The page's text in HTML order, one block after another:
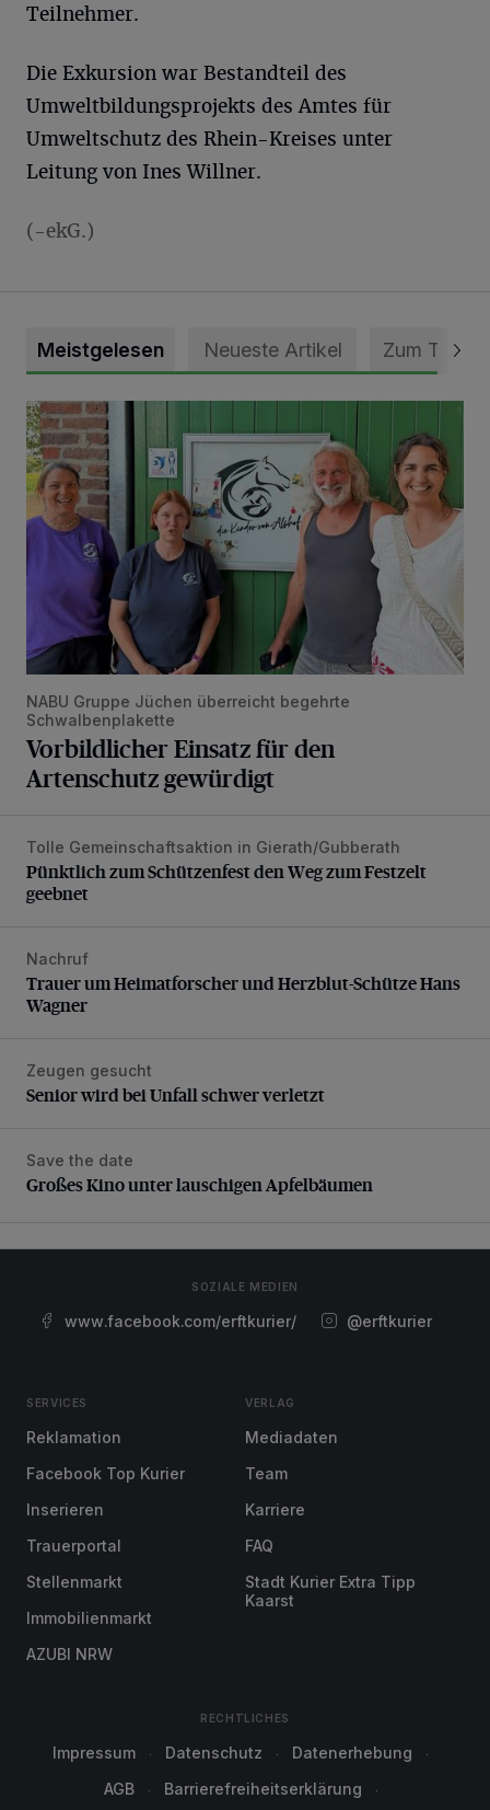
Teilnehmer.
Die Exkursion war Bestandteil des
Umweltbildungsprojekts des Amtes für
Umweltschutz des Rhein-Kreises unter
Leitung von Ines Willner.
(-ekG.)
Meistgelesen Neueste Artikel Zum Thema
Vorbildlicher Einsatz für den Artenschutz gewürdigt
NABU Gruppe Jüchen überreicht begehrte
Schwalbenplakette
Vorbildlicher Einsatz für den
Artenschutz gewürdigt
Pünktlich zum Schützenfest den Weg zum Festzelt
Tolle Gemeinschaftsaktion in Gierath/Gubberath
Pünktlich zum Schützenfest den Weg zum Festzelt
geebnet
Trauer um Heimatforscher und Herzblut-Schütze Hans
Nachruf
Trauer um Heimatforscher und Herzblut-Schütze Hans
Wagner
Senior wird bei Unfall schwer verletzt
Zeugen gesucht
Senior wird bei Unfall schwer verletzt
Großes Kino unter lauschigen Apfelbäumen
Save the date
Großes Kino unter lauschigen Apfelbäumen
SOZIALE MEDIEN
www.facebook.com/erftkurier/ @erftkurier
SERVICES
Reklamation
Facebook Top Kurier
Inserieren
Trauerportal
Stellenmarkt
Immobilienmarkt
AZUBI NRW
VERLAG
Mediadaten
Team
Karriere
FAQ
Stadt Kurier Extra Tipp
Kaarst
RECHTLICHES
Impressum Datenschutz
Datenerhebung
AGB
Barrierefreiheitserklärung